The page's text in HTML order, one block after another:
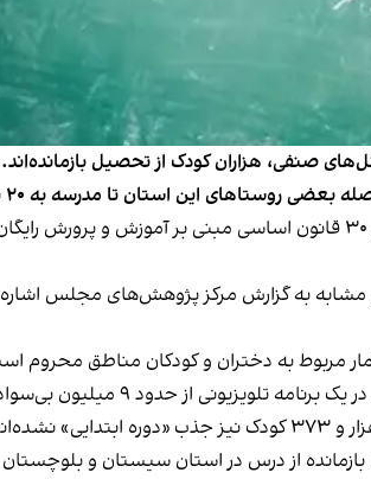
صنفی، هزاران کودک از تحصیل
این استان تا مدرسه به ۲۰ تا ۵۰ کیلومتر می‌رسد.
انجمن صنفی معلمان استان فارس با یادآوری اصل ۳۰ قانون
مربوط به دختران و کودکان مناطق محروم
برنامه تلویزیونی ازحدود ۹ میلیون بی‌سواد مطلق
بازمانده از درس در استان سیستان و